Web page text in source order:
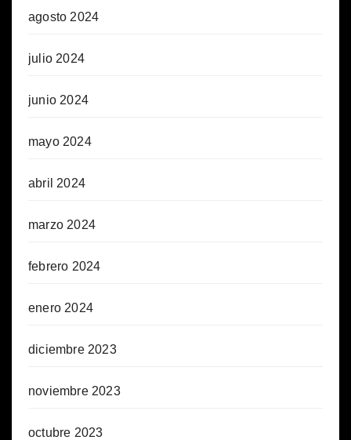
agosto 2024
julio 2024
junio 2024
mayo 2024
abril 2024
marzo 2024
febrero 2024
enero 2024
diciembre 2023
noviembre 2023
octubre 2023